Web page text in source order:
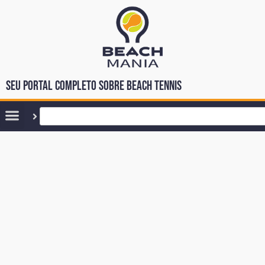
Seu portal completo sobre Beach Tennis